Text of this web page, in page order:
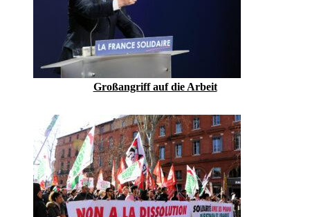
Großangriff auf die Arbeit